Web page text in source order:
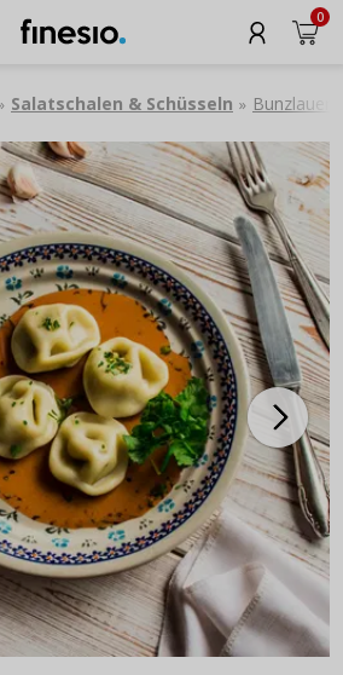
0
Salatschalen & Schüsseln » Bunzlauer